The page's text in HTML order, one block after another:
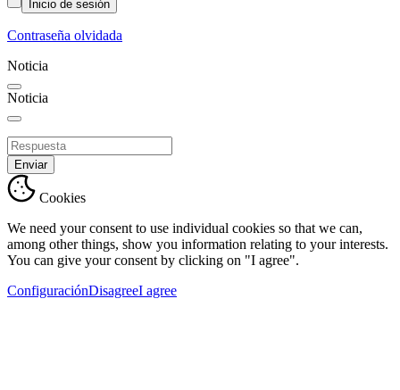
Inicio de sesión
Contraseña olvidada
Noticia
Noticia
Enviar
Cookies
We need your consent to use individual cookies so that we can,
among other things, show you information relating to your interests.
You can give your consent by clicking on "I agree".
ConfiguraciónDisagreeI agree